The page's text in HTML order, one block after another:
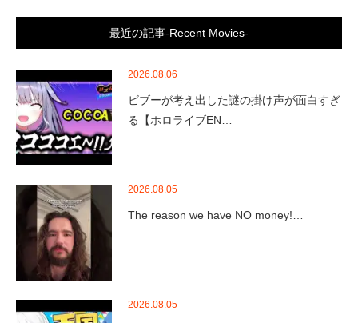
最近の記事-Recent Movies-
2026.08.06
ビブーが考え出した謎の掛け声が面白すぎ
る【ホロライブEN…
2026.08.05
The reason we have NO money!…
2026.08.05